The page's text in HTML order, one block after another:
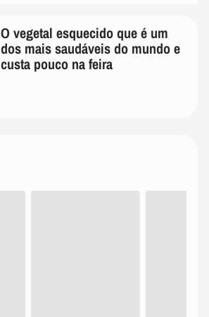
O vegetal esquecido que é um
dos mais saudáveis do mundo e
custa pouco na feira